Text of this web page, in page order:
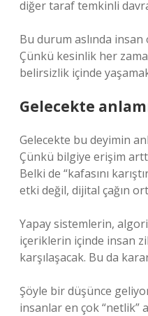
diğer taraf temkinli
Bu durum aslında insan
Çünkü kesinlik her
belirsizlik içinde
Gelecekte
Gelecekte bu deyimin
Çünkü bilgiye erişim
Belki de “kafasını
etki değil, dijital çağın
Yapay sistemlerin,
içeriklerin içinde insan
karşılaşacak. Bu da
Şöyle bir düşünce
insanlar en çok “netlik”